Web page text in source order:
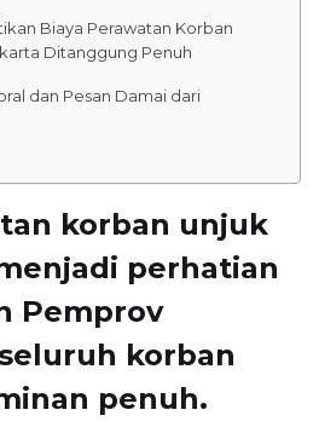
Biaya Perawatan Korban
Ditanggung Penuh
dan Pesan Damai dari
korban unjuk
perhatian
Pemprov
korban
penuh.